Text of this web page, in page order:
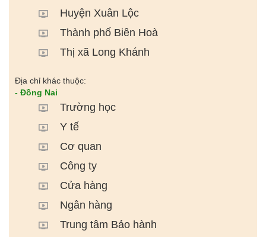
Huyện Xuân Lộc
Thành phố Biên Hoà
Thị xã Long Khánh
Địa chỉ khác thuộc:
- Đồng Nai
Trường học
Y tế
Cơ quan
Công ty
Cửa hàng
Ngân hàng
Trung tâm Bảo hành